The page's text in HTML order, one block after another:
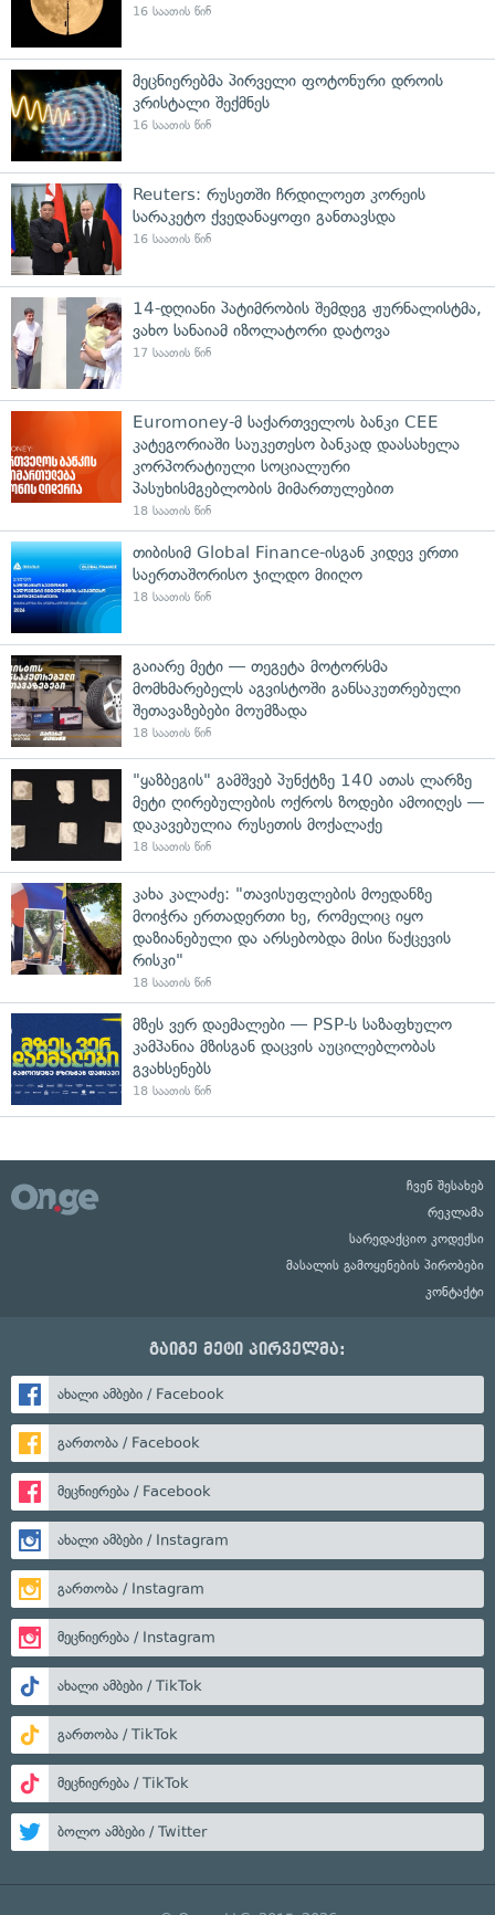
16 საათის წინ
მეცნიერებმა პირველი ფოტონური დროის
კრისტალი შექმნეს
16 საათის წინ
Reuters: რუსეთში ჩრდილოეთ კორეის
სარაკეტო ქვედანაყოფი განთავსდა
16 საათის წინ
14-დღიანი პატიმრობის შემდეგ ჟურნალისტმა,
ვახო სანაიამ იზოლატორი დატოვა
17 საათის წინ
Euromoney-მ საქართველოს ბანკი CEE
კატეგორიაში საუკეთესო ბანკად დაასახელა
კორპორატიული სოციალური
პასუხისმგებლობის მიმართულებით
18 საათის წინ
თიბისიმ Global Finance-ისგან კიდევ ერთი
საერთაშორისო ჯილდო მიიღო
18 საათის წინ
გაიარე მეტი — თეგეტა მოტორსმა
მომხმარებელს აგვისტოში განსაკუთრებული
შეთავაზებები მოუმზადა
18 საათის წინ
"ყაზბეგის" გამშვებ პუნქტზე 140 ათას ლარზე
მეტი ღირებულების ოქროს ზოდები ამოიღეს —
დაკავებულია რუსეთის მოქალაქე
18 საათის წინ
კახა კალაძე: "თავისუფლების მოედანზე
მოიჭრა ერთადერთი ხე, რომელიც იყო
დაზიანებული და არსებობდა მისი წაქცევის
რისკი"
18 საათის წინ
მზეს ვერ დაემალები — PSP-ს საზაფხულო
კამპანია მზისგან დაცვის აუცილებლობას
გვახსენებს
18 საათის წინ
ჩვენ შესახებ
რეკლამა
სარედაქციო კოდექსი
მასალის გამოყენების პირობები
კონტაქტი
გაიგე მეტი პირველმა:
ახალი ამბები / Facebook
გართობა / Facebook
მეცნიერება / Facebook
ახალი ამბები / Instagram
გართობა / Instagram
მეცნიერება / Instagram
ახალი ამბები / TikTok
გართობა / TikTok
მეცნიერება / TikTok
ბოლო ამბები / Twitter